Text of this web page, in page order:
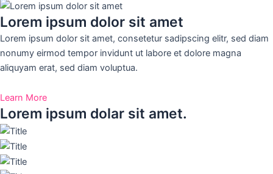
Lorem ipsum dolor sit amet
Lorem ipsum dolor sit amet, consetetur sadipscing elitr, sed diam
nonumy eirmod tempor invidunt ut labore et dolore magna
aliquyam erat, sed diam voluptua.
Learn More
Lorem ipsum dolar sit amet.